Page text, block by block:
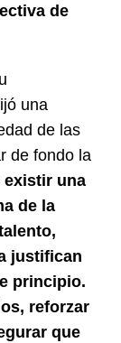
de
una
de las
de fondo la
existir una
de la
justifican
principio.
reforzar
que